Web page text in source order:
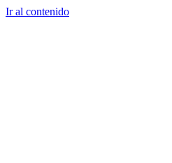
Ir al contenido